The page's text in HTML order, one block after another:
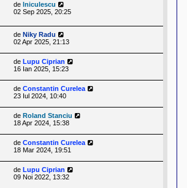
de lniculescu
02 Sep 2025, 20:25
de Niky Radu
02 Apr 2025, 21:13
de Lupu Ciprian
16 Ian 2025, 15:23
de Constantin Curelea
23 Iul 2024, 10:40
de Roland Stanciu
18 Apr 2024, 15:38
de Constantin Curelea
18 Mar 2024, 19:51
de Lupu Ciprian
09 Noi 2022, 13:32